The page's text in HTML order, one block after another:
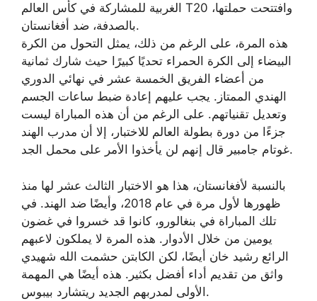
الغربية للمشاركة في كأس العالم T20 وافتتحت حملتها،
بالصدفة، ضد أفغانستان.
هذه المرة، على الرغم من ذلك، يمثل التحول من الكرة
البيضاء إلى الكرة الحمراء تحديًا كبيرًا حيث شارك ثمانية
من أعضاء الفريق الخمسة عشر في نهائي الدوري
الهندي الممتاز. يجب عليهم إعادة ضبط ساعات الجسم
وتعديل تقنياتهم. على الرغم من أن هذه المباراة ليست
جزءًا من دورة بطولة العالم للاختبار، إلا أن مدرب الهند
غوتام جامبير قال إنهم لن يأخذوا الأمر على محمل الجد.
بالنسبة لأفغانستان، هذا هو الاختبار الثالث عشر لها منذ
ظهورها لأول مرة في عام 2018، وأيضًا ضد الهند. في
تلك المباراة في بنغالورو، كانوا قد خسروا في غضون
يومين من خلال الأدوار. هذه المرة لا يملكون لاعبهم
الرائع رشيد خان أيضًا، لكن الكابتن حشمت الله شهيدي
واثق من تقديم أداء أفضل بكثير. هذه أيضًا هي المهمة
الأولى لمدربهم الجديد ريتشارد بيبوس.